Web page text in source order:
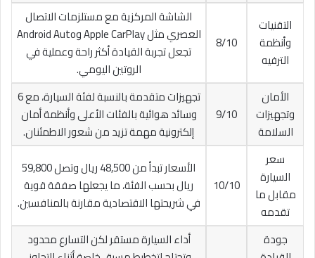
التقنيات
وأنظمة
الترفيه
8/10
الشاشة المركزية مع مستلزمات الاتصال
العصري مثل Apple CarPlay وAndroid Auto
تجعل تجربة القيادة أكثر راحة وعملية في
الروتين اليومي.
الأمان
وتجهيزات
السلامة
9/10
تجهيزات متقدمة بالنسبة لفئة السيارة، مع 6
وسائد هوائية بالفئات الأعلى وأنظمة أمان
إلكترونية مهمة تزيد من شعور الاطمئنان.
سعر
السيارة
مقابل ما
تقدمه
10/10
الأسعار تبدأ من 48,500 ريال وتصل 59,800
ريال بحسب الفئة، ما يجعلها صفقة قوية
في شريحتها الاقتصادية مقارنة بالمنافسين.
جودة
أداء السيارة مستقر لكن التسارع محدود